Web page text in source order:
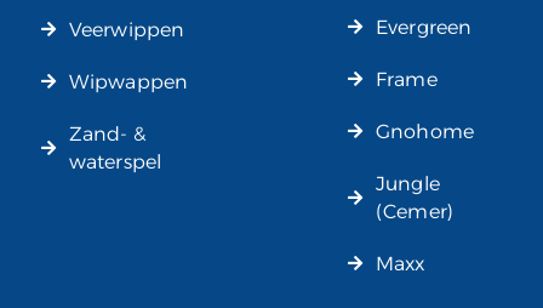
Veerwippen
Wipwappen
Zand- &
waterspel
Evergreen
Frame
Gnohome
Jungle
(Cemer)
Maxx